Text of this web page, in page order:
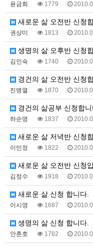
윤금희 1779
새로운 삶 오전반 신청
권상미 1813
생명의 삶 오후반 신청
김인숙 1740
경건의 삶 오전반 신청
진병열 1870
경건의 삶공부 신청합니
하순명 1837
새로운 삶 저녁반 신청
이민정 1822
새로운 삶 오전반 신청
김정수 1918
새로운 삶 신청 합니다.
이시영 1687
생명의 삶 신청 합니다.
안춘호 1782